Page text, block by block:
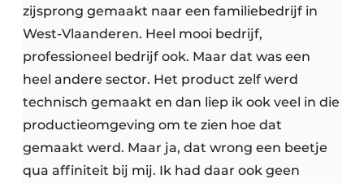
zijsprong gemaakt naar een familiebedrijf in
West-Vlaanderen. Heel mooi bedrijf,
professioneel bedrijf ook. Maar dat was een
heel andere sector. Het product zelf werd
technisch gemaakt en dan liep ik ook veel in die
productieomgeving om te zien hoe dat
gemaakt werd. Maar ja, dat wrong een beetje
qua affiniteit bij mij. Ik had daar ook geen